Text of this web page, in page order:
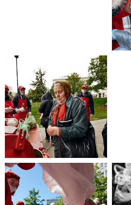
Если Вы нуждаетесь в помощи, то
Каждый может оказаться в
сложной жизненной ситуации,
главное - знать, к кому обратиться
за помощью!
ЧИТАТЬ